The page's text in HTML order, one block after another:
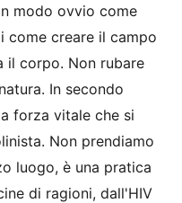
modo ovvio come
come creare il campo
il corpo. Non rubare
In secondo
forza vitale che si
Non prendiamo
luogo, è una pratica
di ragioni, dall'HIV